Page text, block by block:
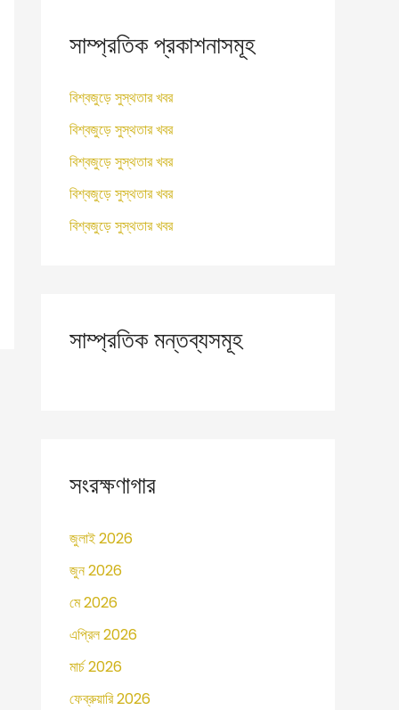
ন
সাম্প্রতিক প্রকাশনাসমূহ
বিশ্বজুড়ে সুস্থতার খবর
বিশ্বজুড়ে সুস্থতার খবর
বিশ্বজুড়ে সুস্থতার খবর
বিশ্বজুড়ে সুস্থতার খবর
বিশ্বজুড়ে সুস্থতার খবর
সাম্প্রতিক মন্তব্যসমূহ
সংরক্ষণাগার
জুলাই 2026
জুন 2026
মে 2026
এপ্রিল 2026
মার্চ 2026
ফেব্রুয়ারি 2026